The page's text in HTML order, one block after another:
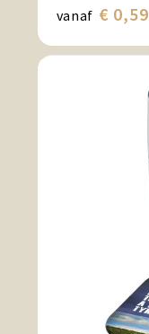
vanaf € 0,59